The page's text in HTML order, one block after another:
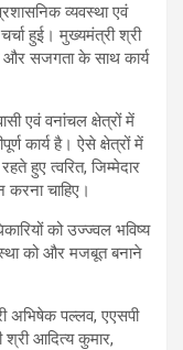
व्यवस्था एवं
हुई। मुख्यमंत्री श्री
और सजगता के साथ कार्य
एवं वनांचल क्षेत्रों में
कार्य है। ऐसे क्षेत्रों में
हुए त्वरित, जिम्मेदार
चाहिए।
को उज्ज्वल भविष्य
को और मजबूत बनाने
अभिषेक पल्लव, एएसपी
आदित्य कुमार,